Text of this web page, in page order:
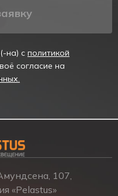
на) с политикой
согласие на
107,
«Pelastus»